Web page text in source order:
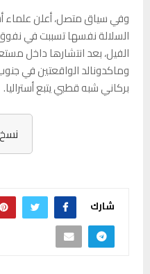
وفي سياق متصل، أعلن علماء
الفيل، بعد انتشارها داخل
وماكدونالد الواقعتين في
بركاني شبه قطبي يتبع أستراليا.
شارك